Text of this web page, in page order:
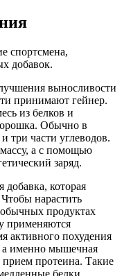
спортсмена,
добавок.
выносливости
принимают гейнер.
из белков и
Обычно в
три части углеводов.
а с помощью
заряд.
добавка, которая
нарастить
продуктах
применяются
активного похудения
а именно мышечная
прием протеина. Такие
белки,